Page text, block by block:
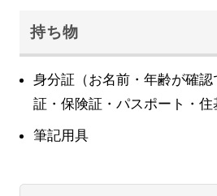
持ち物
身分証（お名前・年齢が確
証・保険証・パスポート・住
筆記用具